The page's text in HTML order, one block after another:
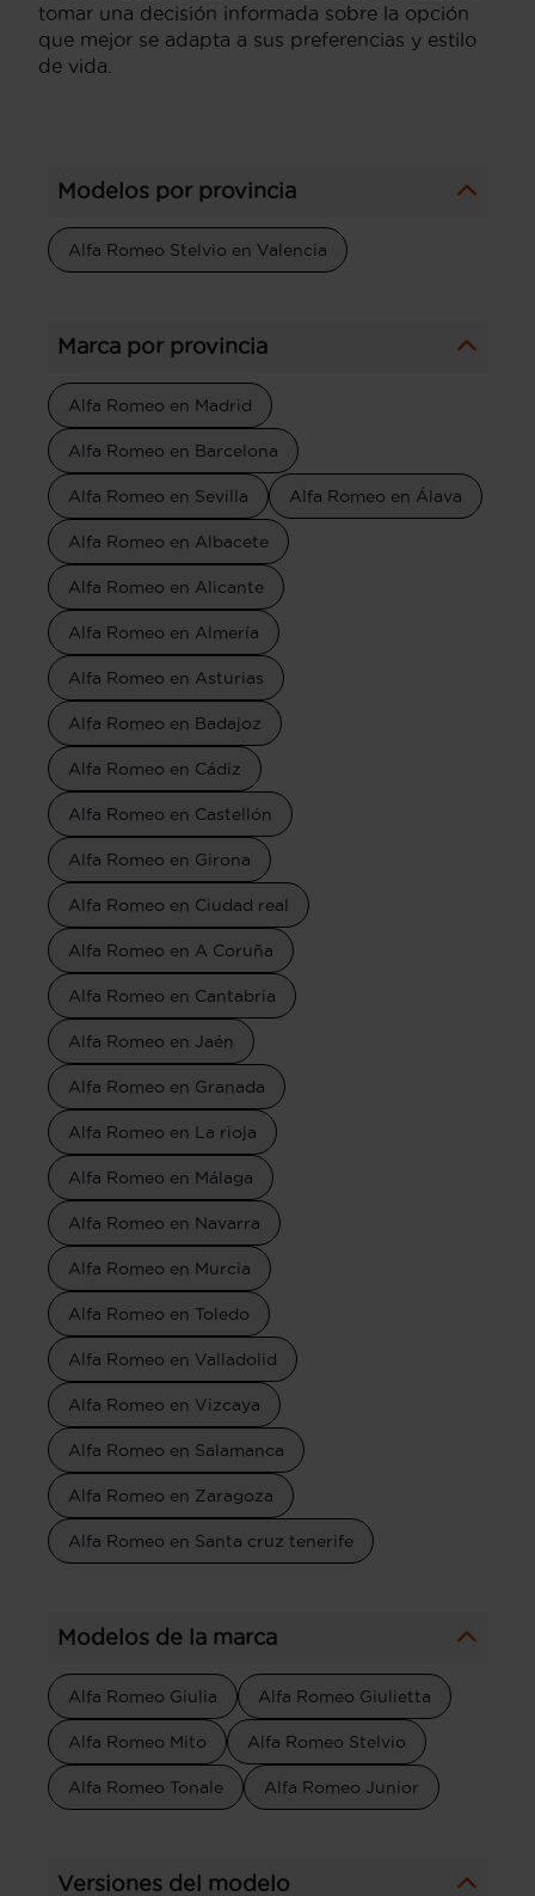
tomar una decisión informada sobre la opción
que mejor se adapta a sus preferencias y estilo
de vida.
Modelos por provincia
Alfa Romeo Stelvio en Valencia
Marca por provincia
Alfa Romeo en Madrid
Alfa Romeo en Barcelona
Alfa Romeo en Sevilla Alfa Romeo en Álava
Alfa Romeo en Albacete
Alfa Romeo en Alicante
Alfa Romeo en Almería
Alfa Romeo en Asturias
Alfa Romeo en Badajoz
Alfa Romeo en Cádiz
Alfa Romeo en Castellón
Alfa Romeo en Girona
Alfa Romeo en Ciudad real
Alfa Romeo en A Coruña
Alfa Romeo en Cantabria
Alfa Romeo en Jaén
Alfa Romeo en Granada
Alfa Romeo en La rioja
Alfa Romeo en Málaga
Alfa Romeo en Navarra
Alfa Romeo en Murcia
Alfa Romeo en Toledo
Alfa Romeo en Valladolid
Alfa Romeo en Vizcaya
Alfa Romeo en Salamanca
Alfa Romeo en Zaragoza
Alfa Romeo en Santa cruz tenerife
Modelos de la marca
Alfa Romeo Giulia Alfa Romeo Giulietta
Alfa Romeo Mito Alfa Romeo Stelvio
Alfa Romeo Tonale Alfa Romeo Junior
Versiones del modelo